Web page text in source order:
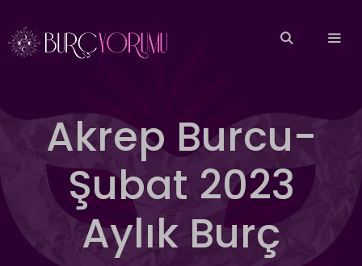
atla
Akrep Burcu-
Şubat 2023
Aylık Burç